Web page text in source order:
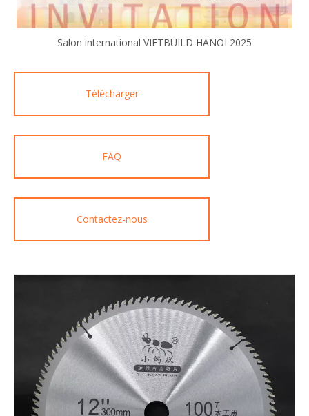
Salon international VIETBUILD HANOI 2025
Télécharger
FAQ
Contactez-nous